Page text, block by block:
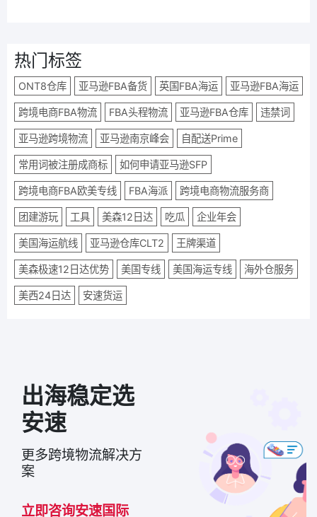
热门标签
ONT8仓库 亚马逊FBA备货 英国FBA海运 亚马逊FBA海运
跨境电商FBA物流 FBA头程物流 亚马逊FBA仓库 违禁词
亚马逊跨境物流 亚马逊南京峰会 自配送Prime
常用词被注册成商标 如何申请亚马逊SFP
跨境电商FBA欧美专线 FBA海派 跨境电商物流服务商
团建游玩 工具 美森12日达 吃瓜 企业年会
美国海运航线 亚马逊仓库CLT2 王牌渠道
美森极速12日达优势 美国专线 美国海运专线 海外仓服务
美西24日达 安速货运
出海稳定选
安速
更多跨境物流解决方
案
立即咨询安速国际